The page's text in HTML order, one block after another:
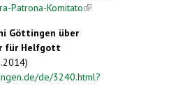
Patrona-Komitato(link is
Göttingen über
für Helfgott
de/3240.html?